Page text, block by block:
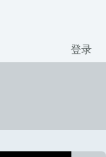
登录